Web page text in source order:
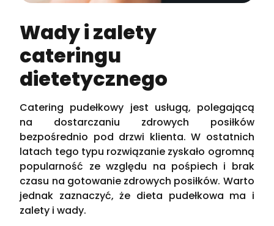
Wady i zalety
cateringu
dietetycznego
Catering pudełkowy jest usługą, polegającą
na dostarczaniu zdrowych posiłków
bezpośrednio pod drzwi klienta. W ostatnich
latach tego typu rozwiązanie zyskało ogromną
popularność ze względu na pośpiech i brak
czasu na gotowanie zdrowych posiłków. Warto
jednak zaznaczyć, że dieta pudełkowa ma i
zalety i wady.